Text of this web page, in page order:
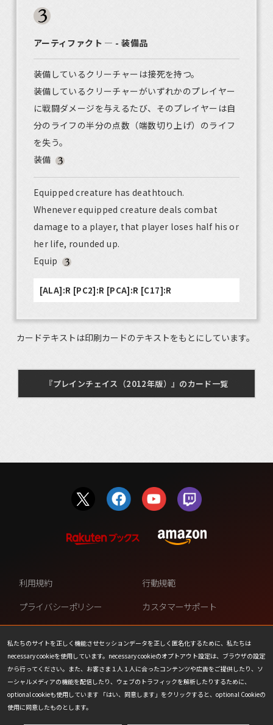
アーティファクト ― - 装備品
装備しているクリーチャーは接死を持つ。
装備しているクリーチャーがいずれかのプレイヤー
に戦闘ダメージを与えるたび、そのプレイヤーは自
分のライフの半分の点数（端数切り上げ）のライフ
を失う。
装備
Equipped creature has deathtouch.
Whenever equipped creature deals combat
damage to a player, that player loses half his or
her life, rounded up.
Equip
[ALA]:R [PC2]:R [PCA]:R [C17]:R
カードテキストは印刷カードのテキストをもとにしています。
『プレインチェイス（2012年版）』のカード一覧
私たちのサイトを正しく機能させセッションデータを正しく匿名化するために、私たちは
necessary cookieを使用しています。necessary cookieのオプトアウト設定は、ブラウザの設定
から行ってください。また、お客さま１人１人に合ったコンテンツや広告をご提供したり、ソ
ーシャルメディアの機能を配信したり、ウェブのトラフィックを解析したりするために、
optional cookieも使用しています 「はい、同意します」をクリックすると、optional Cookieの
使用に同意したものとします。
利用規約
行動規範
プライバシーポリシー
カスタマーサポート
ファンコンテンツ・ポリシー
個人情報の販売や共有を許可し
ない
COOKIE
プレスリリース
会社情報
お問い合わせ